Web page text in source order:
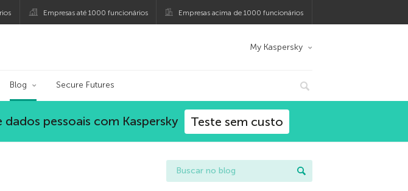
Empresas até 1000 funcionários Empresas acima de 1000 funcionários
My Kaspersky
Blog Secure Futures
pessoais com Kaspersky Teste sem custo